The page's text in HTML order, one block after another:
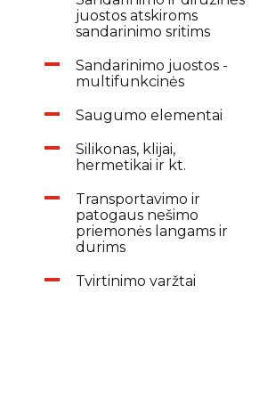
juostos atskiroms
sandarinimo sritims
Sandarinimo juostos -
multifunkcinės
Saugumo elementai
Silikonas, klijai,
hermetikai ir kt.
Transportavimo ir
patogaus nešimo
priemonės langams ir
durims
Tvirtinimo varžtai